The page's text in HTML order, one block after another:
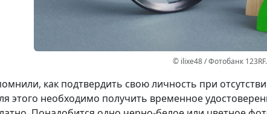
© ilixe48 / Фотобанк
как подтвердить свою личность при
этого необходимо получить временное